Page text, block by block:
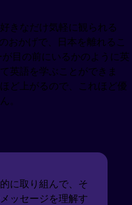
きなだけ気軽に観られる
おかげで、日本を離れるこ
目の前にいるかのように英
英語を学ぶことができま
ど上がるので、これほど優
。
に取り組んで、そ
ッセージを理解す